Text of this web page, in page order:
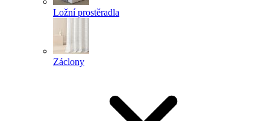
Ložní prostěradla
Záclony